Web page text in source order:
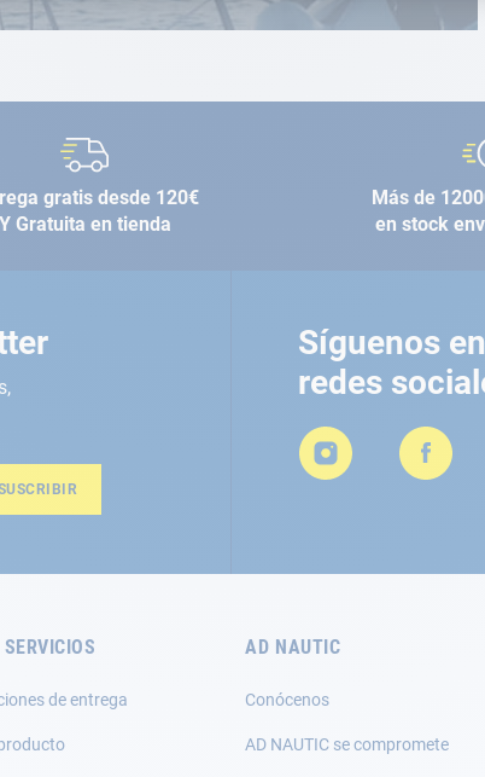
gratis desde 120€
Y Gratuita en tienda
Más de
en stock
Síguenos
redes
de entrega
AD NAUTIC
Conócenos
AD NAUTIC se compromete